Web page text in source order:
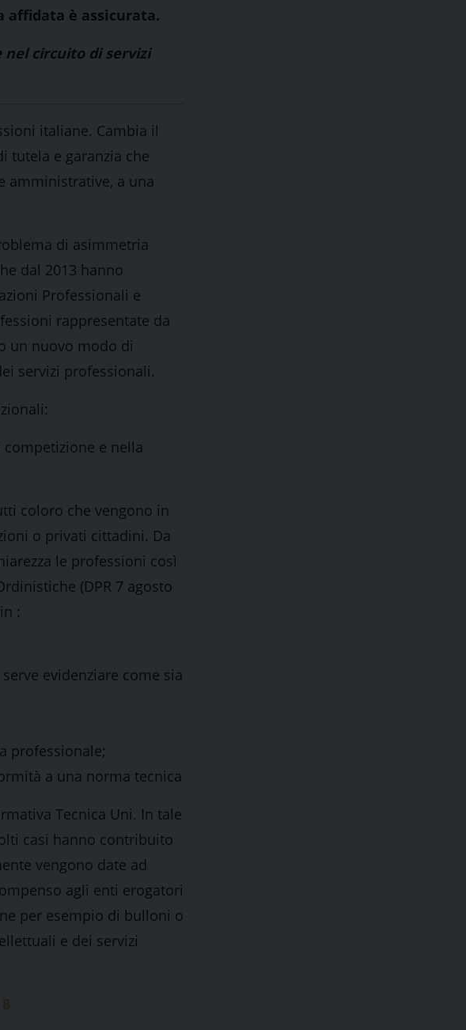
affidata è assicurata.
nel circuito di servizi
italiane. Cambia il
tutela e garanzia che
amministrative, a una
di asimmetria
dal 2013 hanno
Professionali e
rappresentate da
un nuovo modo di
servizi professionali.
e nella
coloro che vengono in
o privati cittadini. Da
le professioni così
(DPR 7 agosto
:
evidenziare come sia
professionale;
a una norma tecnica
Tecnica Uni. In tale
casi hanno contribuito
vengono date ad
agli enti erogatori
per esempio di bulloni o
e dei servizi